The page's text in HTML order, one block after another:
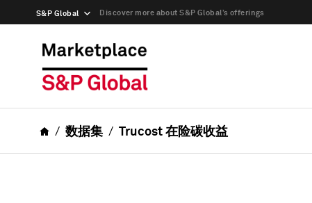
S&P Global Discover more about S&P Global’s offerings
数据集 Trucost 在险碳收益